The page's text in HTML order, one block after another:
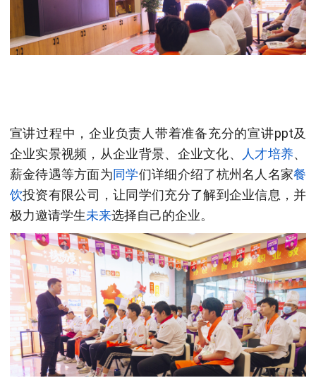
宣讲过程中，企业负责人带着准备充分的宣讲ppt及
企业实景视频，从企业背景、企业文化、
人才培养、
薪金待遇等方面为同学们详细介绍了杭州名人名家餐
饮投资有限公司，让同学们充分了解到企业信息，并
极力邀请学生未来选择自己的企业。